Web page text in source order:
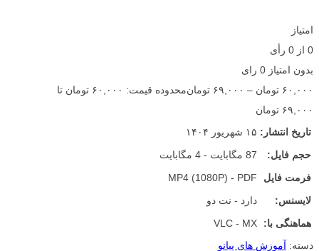
امتیاز
0 از 0 رأی
بدون امتیاز 0 رای
۶۰,۰۰۰ تومان – ۶۹,۰۰۰ تومان
محدوده قیمت: ۶۰,۰۰۰ تومان تا
۶۹,۰۰۰ تومان
تاریخ انتشار: ۱۵ شهریور ۱۴۰۴
حجم فایل:
87 مگابایت - 4 مگابایت
فرمت فایل
MP4 (1080P) - PDF
لایسنس:
دارد - نت دو
هماهنگی با:
VLC - MX
دسته: آموزش های پیانو